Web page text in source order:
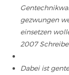
gezwungen
einsetzen
2007
Dabei ist